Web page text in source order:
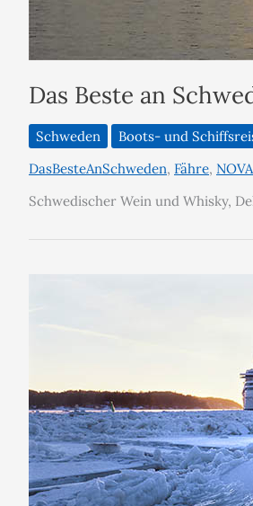
Das Beste an
Schweden
Boots- und
DasBesteAnSchweden, Fähre,
Schwedischer Wein und Whisky,